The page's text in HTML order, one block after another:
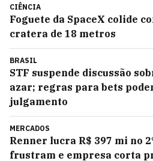
CIÊNCIA
Foguete da SpaceX colide
cratera de 18 metros
BRASIL
STF suspende discussão
azar; regras para bets
julgamento
MERCADOS
Renner lucra R$ 397 mi no
frustram e empresa corta